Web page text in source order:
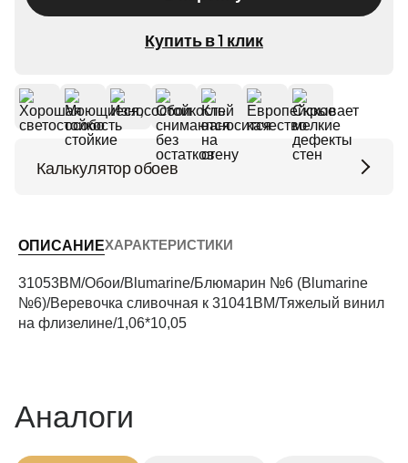
Купить в 1 клик
Калькулятор обоев
Периметр комнаты (м)
ОПИСАНИЕХАРАКТЕРИСТИКИ
31053BM/Обои/Blumarine/Блюмарин №6 (Blumarine
№6)/Веревочка сливочная к 31041ВМ/Тяжелый винил
на флизелине/1,06*10,05
Аналоги